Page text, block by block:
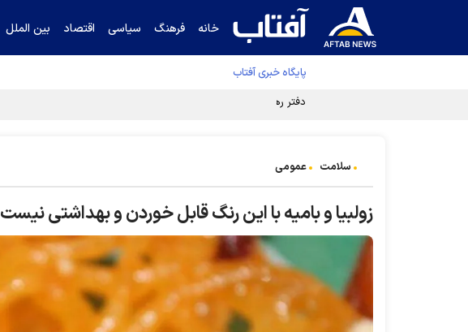
خانه فرهنگ سیاسی اقتصاد بین الملل
پایگاه خبری آفتاب
دفتر رهبر انقلاب ادعای خرازی درباره پزشکیان را تکذیب کرد
سلامت عمومی
زولبیا و بامیه با این رنگ قابل خوردن و بهداشتی نیست